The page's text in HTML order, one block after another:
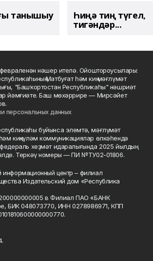
танышыу Һиңә тиң түгел,
тигәндәр...
нәшер ителә. Ойоштороусылары:
Матбуғат һәм киң мәғлүмәт
"Башҡортостан Республикаһы" нәшриәт
йәмғиәте. Баш мөхәррире — Мирсәйет
персональных данных
буйынса элемтә, мәғлүмәт
киңкүләм коммуникациялар өлкәһендә
хеҙмәт идаралығында 2025 йылдың
Теркәү номеры — ПИ №ТУ02-01806.
информационный центр – филиал
Издательский дом «Республика
в Филиал ПАО «БАНК
БИК 048073770, ИНН 0278986971, КПП